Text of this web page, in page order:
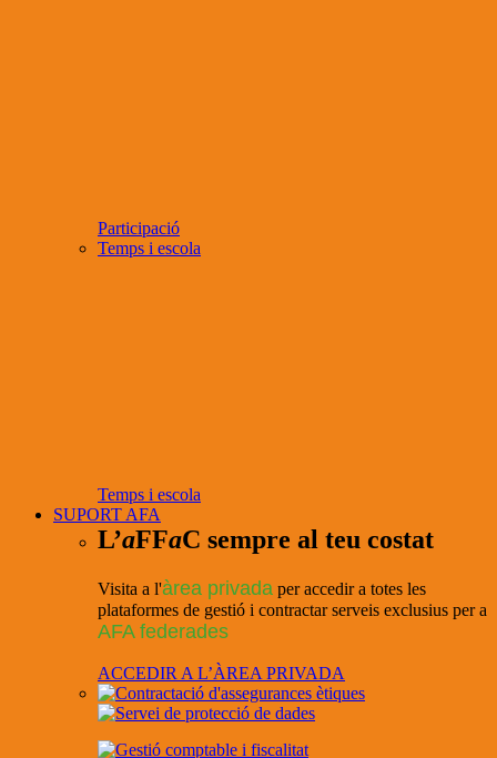
Participació
Temps i escola
Temps i escola
SUPORT AFA
L’aFFaC sempre al teu costat
Visita a l'àrea privada per accedir a totes les
plataformes de gestió i contractar serveis exclusius per a
AFA federades
ACCEDIR A L’ÀREA PRIVADA